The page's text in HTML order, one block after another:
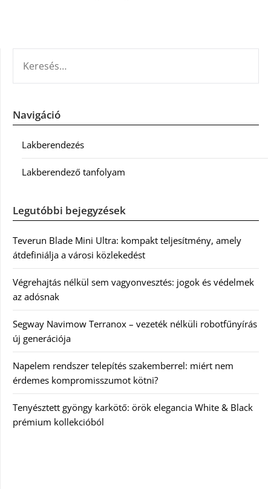
Navigáció
Lakberendezés
Lakberendező tanfolyam
Legutóbbi bejegyzések
Teverun Blade Mini Ultra: kompakt teljesítmény, amely
átdefiniálja a városi közlekedést
Végrehajtás nélkül sem vagyonvesztés: jogok és védelmek
az adósnak
Segway Navimow Terranox – vezeték nélküli robotfűnyírás
új generációja
Napelem rendszer telepítés szakemberrel: miért nem
érdemes kompromisszumot kötni?
Tenyésztett gyöngy karkötő: örök elegancia White & Black
prémium kollekcióból